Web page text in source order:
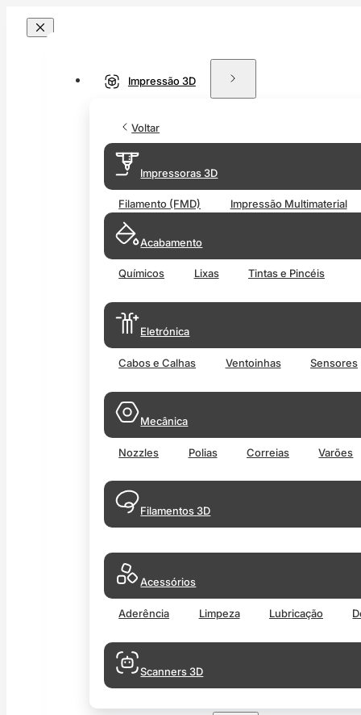
Impressão 3D
Voltar
Impressoras 3D
Filamento (FMD) Impressão Multimaterial
Acabamento
Químicos Lixas Tintas e Pincéis
Eletrónica
Cabos e Calhas Ventoinhas Sensores
Mecânica
Nozzles Polias Correias Varões
Filamentos 3D
Acessórios
Aderência Limpeza Lubricação
Scanners 3D